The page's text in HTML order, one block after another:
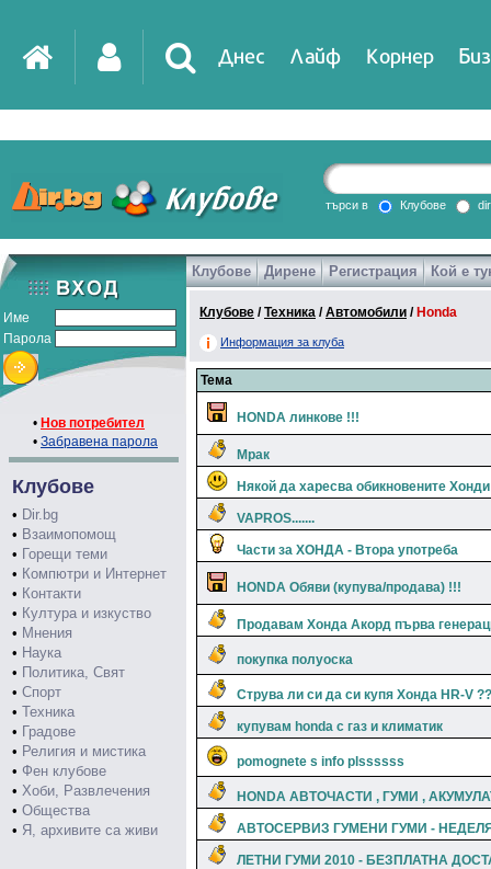
Днес Лайф Корнер
DirTV Impressio
Games
търси в Клубове
Име
Парола
• Нов потребител
• Забравена парола
Клубове
• Dir.bg
• Взаимопомощ
• Горещи теми
• Компютри и Интернет
• Контакти
• Култура и изкуство
• Мнения
• Наука
• Политика, Свят
• Спорт
• Техника
• Градове
• Религия и мистика
• Фен клубове
• Хоби, Развлечения
• Общества
• Я, архивите са живи
Клубове Дирене Регистрация Кой е
Клубове /Техника /Автомобили / Honda
Информация за клуба
Тема
HONDA линкове !!!
Мрак
Някой да харесва обикновените
VAPROS.......
Части за ХОНДА - Втора употреба
HONDA Обяви (купува/продава) !!!
Продавам Хонда Акорд първа
покупка полуоска
Струва ли си да си купя Хонда HR-V
купувам honda с газ и климатик
pomognete s info plssssss
HONDA АВТОЧАСТИ , ГУМИ ,
АВТОСЕРВИЗ ГУМЕНИ ГУМИ -
ЛЕТНИ ГУМИ 2010 - БЕЗПЛАТНА